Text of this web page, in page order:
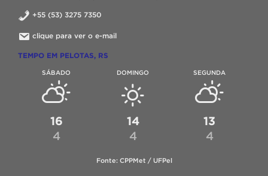
+55 (53) 3275 7350
clique para ver o e-mail
TEMPO EM PELOTAS, RS
SÁBADO
16
4
DOMINGO
14
4
SEGUNDA
13
4
Fonte: CPPMet / UFPel